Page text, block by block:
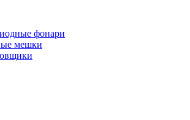
фонари
мешки